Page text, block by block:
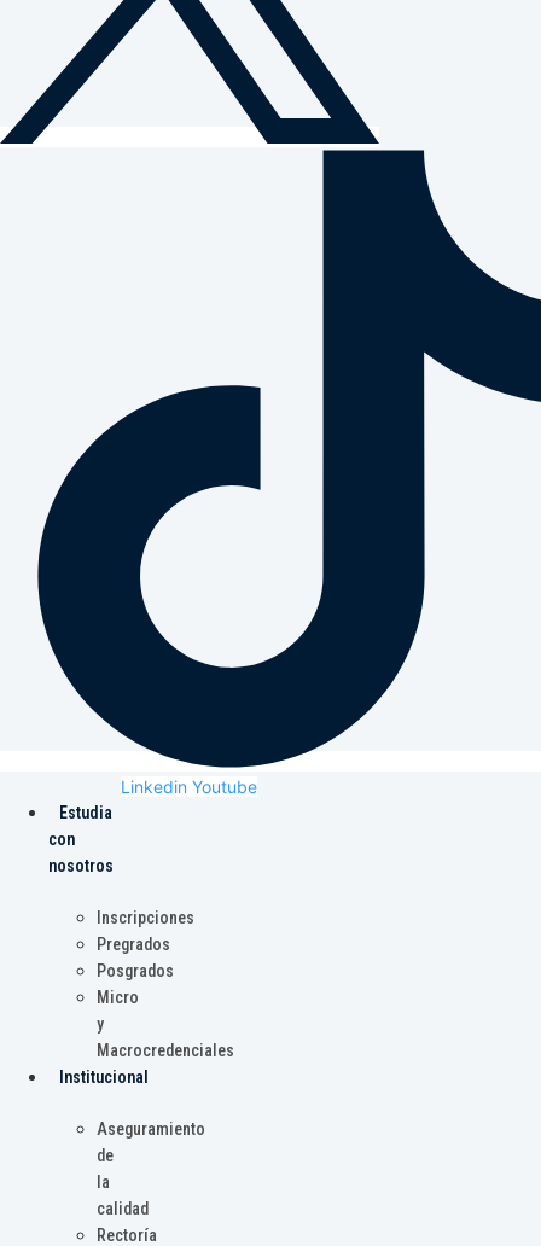
Linkedin Youtube
Estudia
con
nosotros
Inscripciones
Pregrados
Posgrados
Micro
y
Macrocredenciales
Institucional
Aseguramiento
de
la
calidad
Rectoría